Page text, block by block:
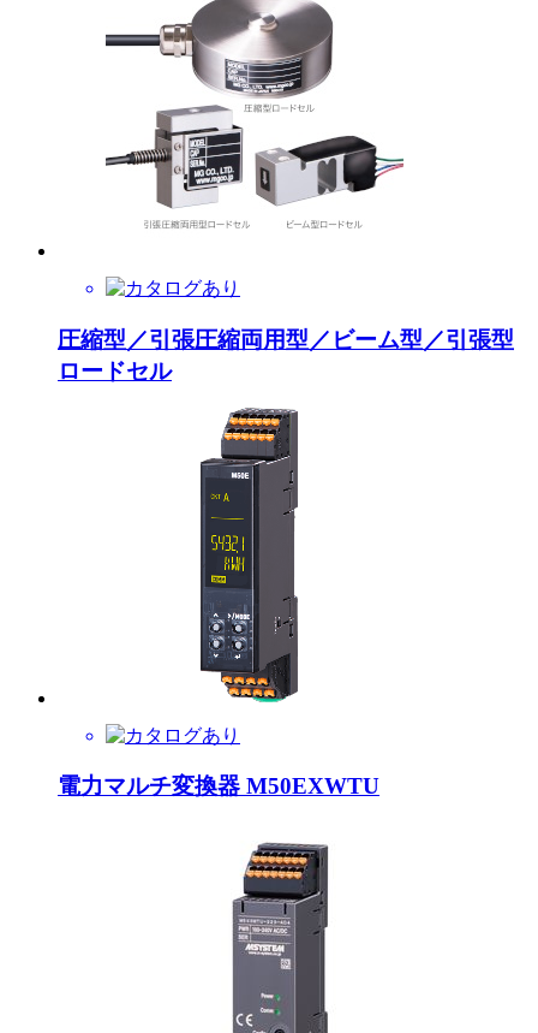
圧縮型／引張圧縮両用型／ビーム型／引張型
ロードセル
電力マルチ変換器 M50EXWTU